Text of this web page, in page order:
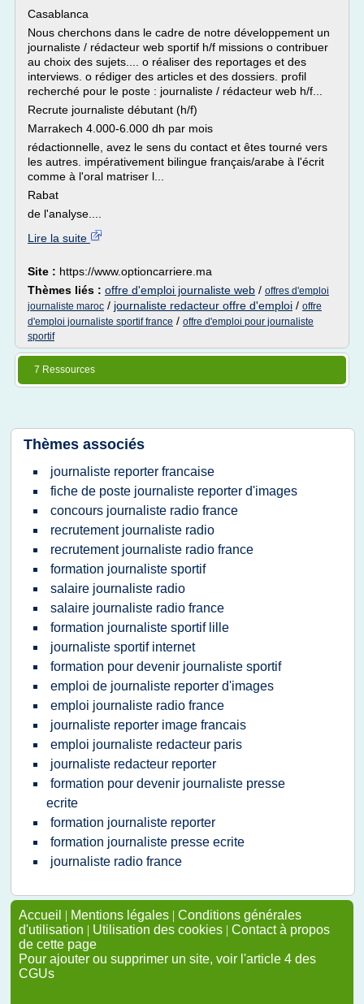
Casablanca
Nous cherchons dans le cadre de notre développement un
journaliste / rédacteur web sportif h/f missions o contribuer
au choix des sujets.... o réaliser des reportages et des
interviews. o rédiger des articles et des dossiers. profil
recherché pour le poste : journaliste / rédacteur web h/f...
Recrute journaliste débutant (h/f)
Marrakech 4.000-6.000 dh par mois
rédactionnelle, avez le sens du contact et êtes tourné vers
les autres. impérativement bilingue français/arabe à l'écrit
comme à l'oral matriser l...
Rabat
de l'analyse....
Lire la suite
Site : https://www.optioncarriere.ma
Thèmes liés : offre d'emploi journaliste web / offres d'emploi
journaliste maroc / journaliste redacteur offre d'emploi / offre
d'emploi journaliste sportif france / offre d'emploi pour journaliste
sportif
7 Ressources
Thèmes associés
journaliste reporter francaise
fiche de poste journaliste reporter d'images
concours journaliste radio france
recrutement journaliste radio
recrutement journaliste radio france
formation journaliste sportif
salaire journaliste radio
salaire journaliste radio france
formation journaliste sportif lille
journaliste sportif internet
formation pour devenir journaliste sportif
emploi de journaliste reporter d'images
emploi journaliste radio france
journaliste reporter image francais
emploi journaliste redacteur paris
journaliste redacteur reporter
formation pour devenir journaliste presse
ecrite
formation journaliste reporter
formation journaliste presse ecrite
journaliste radio france
Accueil | Mentions légales | Conditions générales
d'utilisation | Utilisation des cookies | Contact à propos
de cette page
Pour ajouter ou supprimer un site, voir l'article 4 des
CGUs